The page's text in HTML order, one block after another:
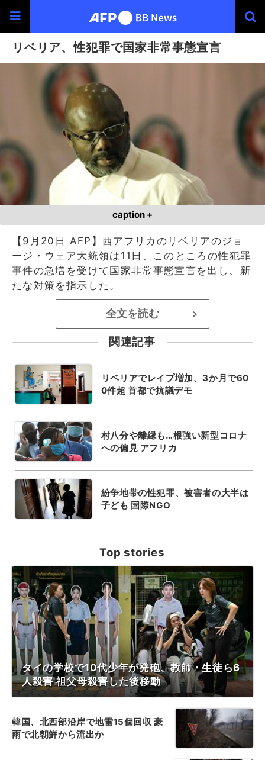
リベリア、性犯罪で国家非常事態宣言
caption +
【9月20日 AFP】西アフリカのリベリアのジョ
ージ・ウェア大統領は11日、このところの性犯罪
事件の急増を受けて国家非常事態宣言を出し、新
たな対策を指示した。
全文を読む >
関連記事
リベリアでレイプ増加、3か月で60
0件超 首都で抗議デモ
村八分や離縁も…根強い新型コロナ
への偏見 アフリカ
紛争地帯の性犯罪、被害者の大半は
子ども 国際NGO
Top stories
タイの学校で10代少年が発砲、教師・生徒ら6
人殺害 祖父母殺害した後移動
韓国、北西部沿岸で地雷15個回収 豪
雨で北朝鮮から流出か